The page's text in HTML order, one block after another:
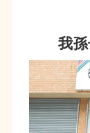
我